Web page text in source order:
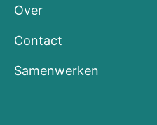
Over
Contact
Samenwerken